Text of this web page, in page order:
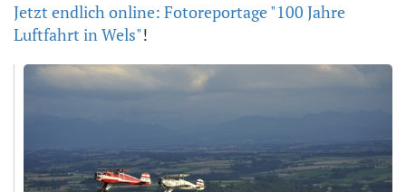
Jetzt endlich online: Fotoreportage "100 Jahre
Luftfahrt in Wels"!